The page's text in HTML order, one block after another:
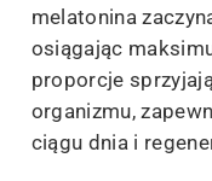
melatonina
osiągając
proporcje
organizmu,
ciągu dnia i